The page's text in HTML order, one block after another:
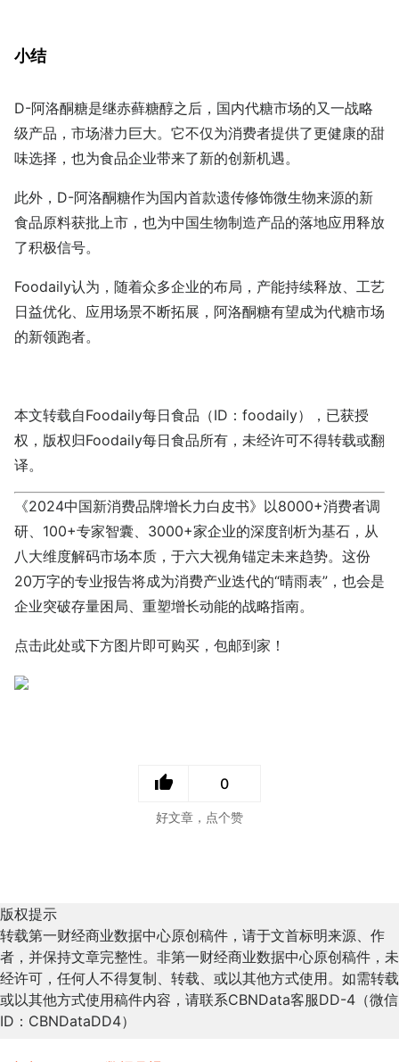
小结
D-阿洛酮糖是继赤藓糖醇之后，国内代糖市场的又一战略
级产品，市场潜力巨大。它不仅为消费者提供了更健康的甜
味选择，也为食品企业带来了新的创新机遇。
此外，D-阿洛酮糖作为国内首款遗传修饰微生物来源的新
食品原料获批上市，也为中国生物制造产品的落地应用释放
了积极信号。
Foodaily认为，随着众多企业的布局，产能持续释放、工艺
日益优化、应用场景不断拓展，阿洛酮糖有望成为代糖市场
的新领跑者。
本文转载自Foodaily每日食品 （ID：foodaily），已获授
权，版权归Foodaily每日食品所有，未经许可不得转载或翻
译。
《2024中国新消费品牌增长力白皮书》以8000+消费者调
研、100+专家智囊、3000+家企业的深度剖析为基石，从
八大维度解码市场本质，于六大视角锚定未来趋势。这份
20万字的专业报告将成为消费产业迭代的“晴雨表”，也会是
企业突破存量困局、重塑增长动能的战略指南。
点击此处或下方图片即可购买，包邮到家！
0
好文章，点个赞
版权提示
转载第一财经商业数据中心原创稿件，请于文首标明来源、作
者，并保持文章完整性。非第一财经商业数据中心原创稿件，未
经许可，任何人不得复制、转载、或以其他方式使用。如需转载
或以其他方式使用稿件内容，请联系CBNData客服DD-4（微信
ID：CBNDataDD4）